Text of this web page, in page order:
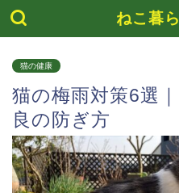
ねこ暮
猫の健康
猫の梅雨対策6選
良の防ぎ方